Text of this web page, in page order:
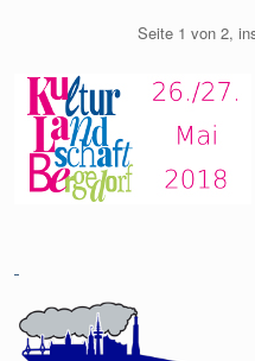
Seite 1 von 2,